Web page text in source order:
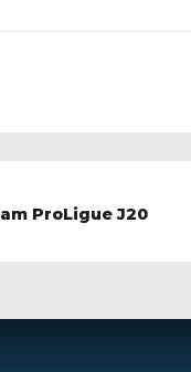
ProLigue J20